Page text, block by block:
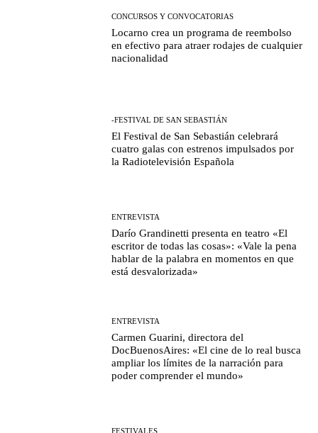
CONCURSOS Y CONVOCATORIAS
Locarno crea un programa de reembolso
en efectivo para atraer rodajes de cualquier
nacionalidad
-FESTIVAL DE SAN SEBASTIÁN
El Festival de San Sebastián celebrará
cuatro galas con estrenos impulsados por
la Radiotelevisión Española
ENTREVISTA
Darío Grandinetti presenta en teatro «El
escritor de todas las cosas»: «Vale la pena
hablar de la palabra en momentos en que
está desvalorizada»
ENTREVISTA
Carmen Guarini, directora del
DocBuenosAires: «El cine de lo real busca
ampliar los límites de la narración para
poder comprender el mundo»
FESTIVALES